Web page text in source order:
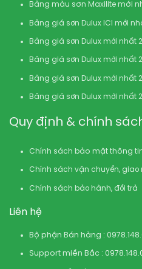
Bảng màu sơn Maxilite mới
Bảng giá sơn Dulux ICI mới
Bảng giá sơn Dulux mới nhất
Bảng giá sơn Dulux mới nhất
Bảng giá sơn Dulux mới nhất
Bảng giá sơn Dulux mới nhất
Quy định & chính
Chính sách bảo mật thông
Chính sách vận chuyển, giao
Chính sách bảo hành, đổi trả
Liên hệ
Bộ phận Bán hàng :
Support miền Bắc :